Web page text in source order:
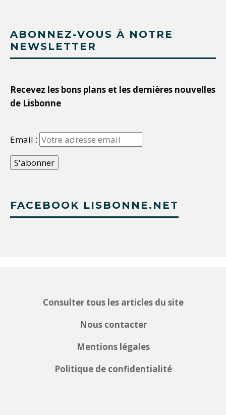
ABONNEZ-VOUS À NOTRE
NEWSLETTER
Recevez les bons plans et les dernières nouvelles
de Lisbonne
Email :
FACEBOOK LISBONNE.NET
Consulter tous les articles du site
Nous contacter
Mentions légales
Politique de confidentialité